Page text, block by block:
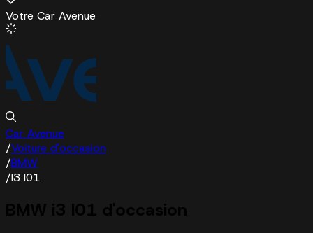
Votre Car Avenue
Car Avenue
/Voiture d'occasion
/BMW
/I3 I01